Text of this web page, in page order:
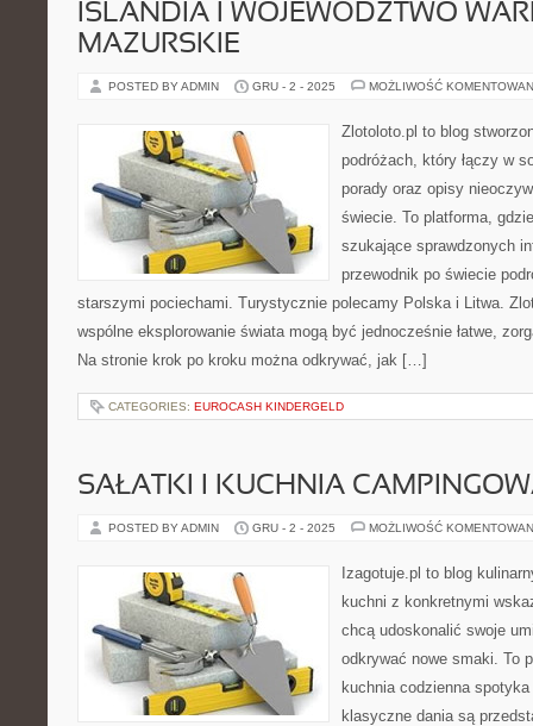
ISLANDIA I WOJEWÓDZTWO
MAZURSKIE
POSTED BY ADMIN GRU - 2 - 2025 MOŻLIWOŚĆ
Zlotoloto.pl to blog
podróżach, który łączy w
porady oraz opisy
świecie. To platforma,
szukające sprawdzonych
przewodnik po świecie
starszymi pociechami. Turystycznie polecamy Polska i Litwa.
wspólne eksplorowanie świata mogą być jednocześnie łatwe,
Na stronie krok po kroku można odkrywać, jak […]
CATEGORIES: EUROCASH KINDERGELD
SAŁATKI I KUCHNIA
POSTED BY ADMIN GRU - 2 - 2025 MOŻLIWOŚĆ
Izagotuje.pl to blog
kuchni z konkretnymi
chcą udoskonalić swoje
odkrywać nowe smaki. To
kuchnia codzienna
klasyczne dania są